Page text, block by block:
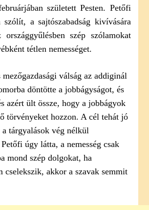
született Pesten. Petőfi
a sajtószabadság kivívására
szép szólamokat
tétlen nemességet.
válság az addiginál
döntötte a jobbágyságot, és
azért ült össze, hogy a jobbágyok
törvényeket hozzon. A cél tehát jó
tárgyalások vég nélkül
úgy látta, a nemesség csak
mond szép dolgokat, ha
cselekszik, akkor a szavak semmit